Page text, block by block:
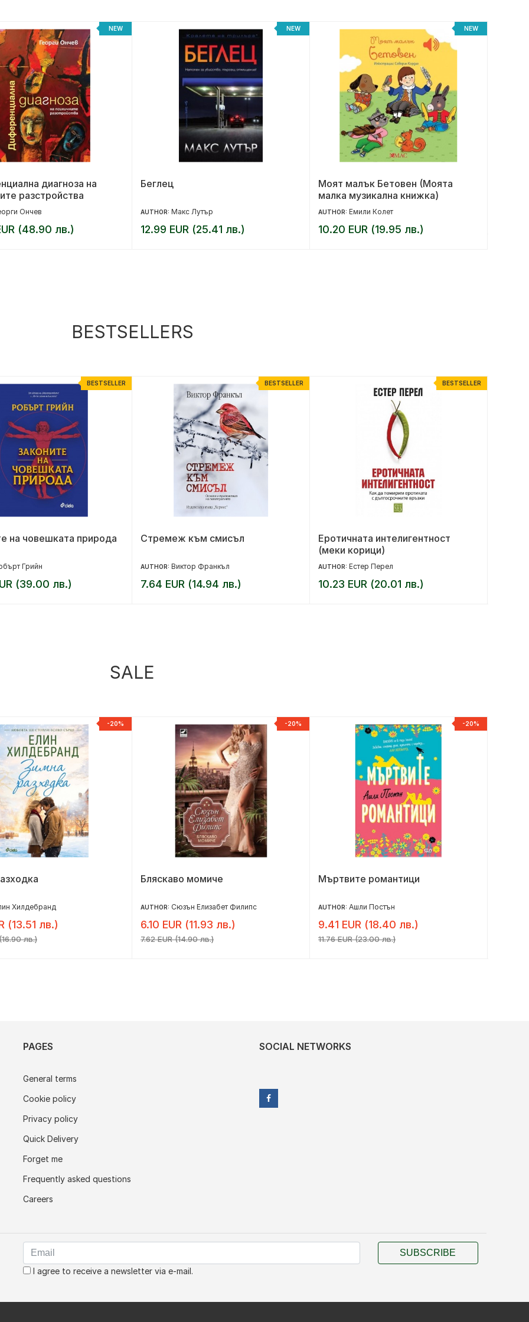
NEW
диагноза на
разстройства
Ончев
(48.90 лв.)
NEW
Беглец
AUTHOR: Макс Лутър
12.99 EUR (25.41 лв.)
NEW
Моят малък Бетовен (Моята
малка музикална книжка)
AUTHOR: Емили Колет
10.20 EUR (19.95 лв.)
BESTSELLERS
BESTSELLER
на човешката природа
Грийн
(39.00 лв.)
BESTSELLER
Стремеж към смисъл
AUTHOR: Виктор Франкъл
7.64 EUR (14.94 лв.)
BESTSELLER
Еротичната интелигентност
(меки корици)
AUTHOR: Естер Перел
10.23 EUR (20.01 лв.)
SALE
-20%
Хилдебранд
(13.51 лв.)
лв.)
-20%
Бляскаво момиче
AUTHOR: Сюзън Елизабет Филипс
6.10 EUR (11.93 лв.)
7.62 EUR (14.90 лв.)
-20%
Мъртвите романтици
AUTHOR: Ашли Постън
9.41 EUR (18.40 лв.)
11.76 EUR (23.00 лв.)
PAGES
General terms
Cookie policy
Privacy policy
Quick Delivery
Forget me
Frequently asked questions
Careers
SOCIAL NETWORKS
I agree to receive a newsletter via e-mail.
SUBSCRIBE